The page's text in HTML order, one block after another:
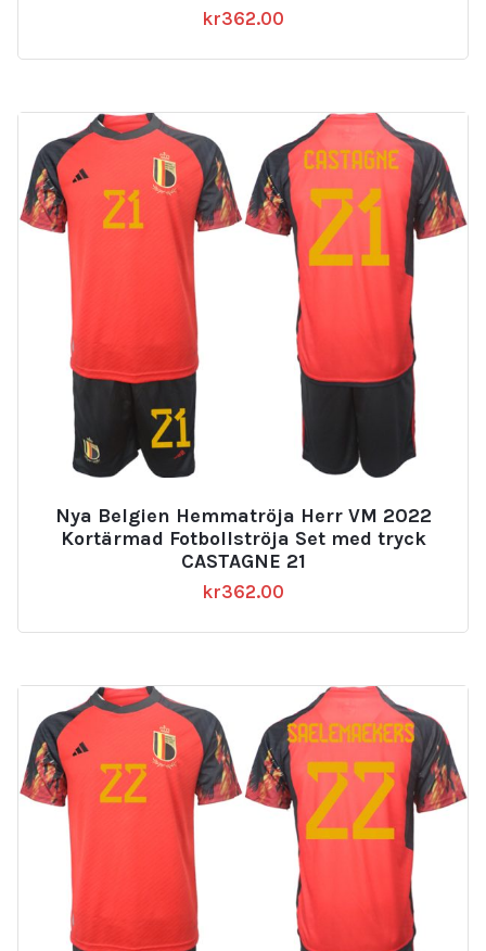
kr362.00
Nya Belgien Hemmatröja Herr VM 2022
Kortärmad Fotbollströja Set med tryck
CASTAGNE 21
kr362.00